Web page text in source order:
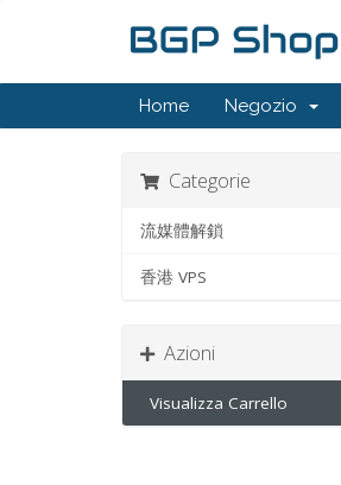
Home Negozio
Categorie
流媒體解鎖
香港 VPS
Azioni
Visualizza Carrello